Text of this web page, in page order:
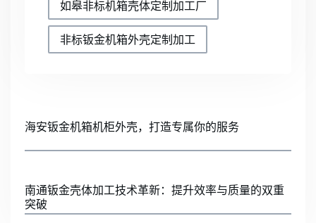
如皋非标机箱壳体定制加工厂
非标钣金机箱外壳定制加工
海安钣金机箱机柜外壳，打造专属你的服务
南通钣金壳体加工技术革新：提升效率与质量的双重
突破